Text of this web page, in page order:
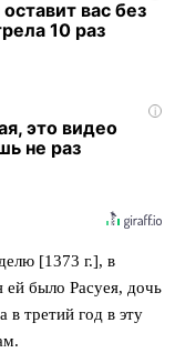
вас без
10 раз
i
это видео
не раз
[1373 г.], в
ей было Расуея, дочь
третий год в эту